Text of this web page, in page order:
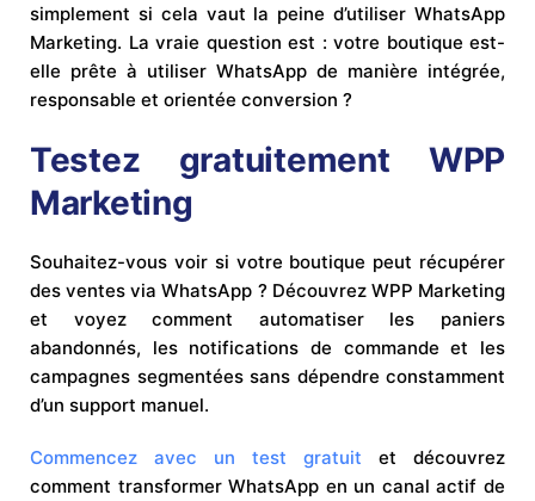
simplement si cela vaut la peine d’utiliser WhatsApp
Marketing. La vraie question est : votre boutique est-
elle prête à utiliser WhatsApp de manière intégrée,
responsable et orientée conversion ?
Testez gratuitement WPP
Marketing
Souhaitez-vous voir si votre boutique peut récupérer
des ventes via WhatsApp ? Découvrez WPP Marketing
et voyez comment automatiser les paniers
abandonnés, les notifications de commande et les
campagnes segmentées sans dépendre constamment
d’un support manuel.
Commencez avec un test gratuit et découvrez
comment transformer WhatsApp en un canal actif de